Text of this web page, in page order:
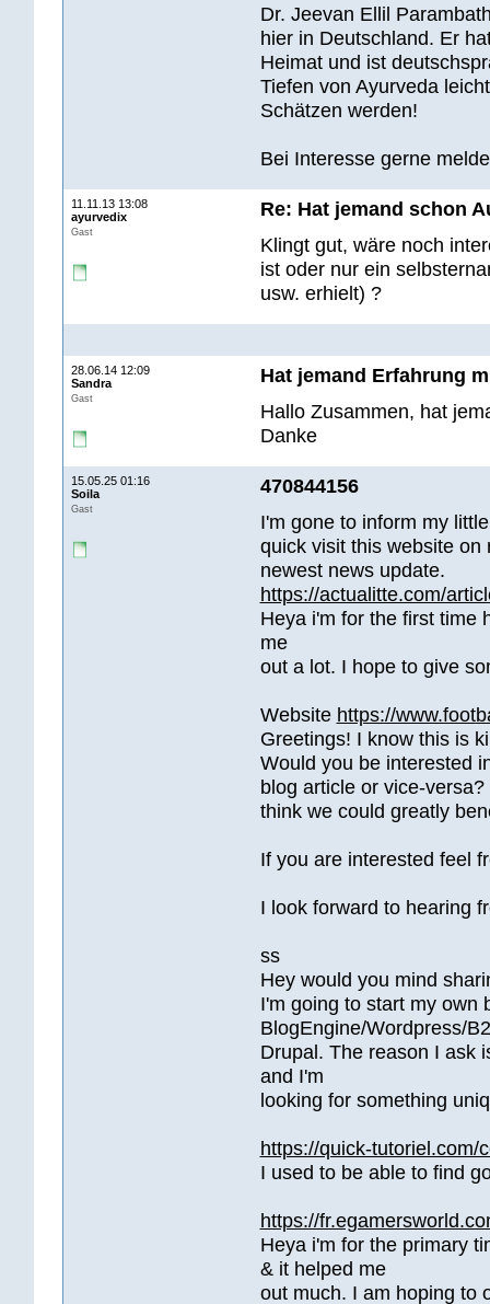
Dr. Jeevan Ellil
hier in Deutschland. Er
Heimat und ist
Tiefen von Ayurveda
Schätzen werden!
Bei Interesse gerne
11.11.13 13:08
ayurvedix
Gast
Re: Hat jemand schon
Klingt gut, wäre noch
ist oder nur ein
usw. erhielt) ?
28.06.14 12:09
Sandra
Gast
Hat jemand Erfahrung
Hallo Zusammen, hat
Danke
15.05.25 01:16
Soila
Gast
470844156
I'm gone to inform my
quick visit this website
newest news update.
https://actualitte.com/
Heya i'm for the first time
me
out a lot. I hope to give
Website https://
Greetings! I know this is
Would you be interested
blog article or vice-
think we could greatly
If you are interested feel
I look forward to hearing
ss
Hey would you mind
I'm going to start my own
BlogEngine/Wordpress/
Drupal. The reason I ask
and I'm
looking for something
https://quick-tutoriel.com/
I used to be able to find
https://
Heya i'm for the primary
& it helped me
out much. I am hoping to